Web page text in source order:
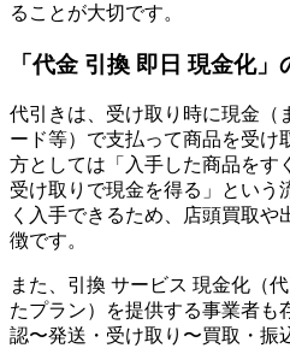
ることが大切です。
「代金 引換 即日 現金化」
代引きは、受け取り時に現金（
ード等）で支払って商品を受け
方としては「入手した商品をす
受け取りで現金を得る」という
く入手できるため、店頭買取
徴です。
また、引換 サービス 現金化（
たプラン）を提供する事業者も
認〜発送・受け取り〜買取・振